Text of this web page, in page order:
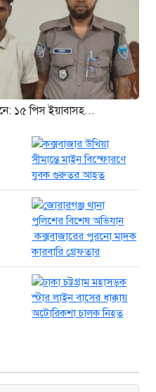
আলীকে অপহরণ-হত্যা
সাইফুর রহমান গ্রেপ্তার হচ্ছেন”
আগে
রামগড় পুলিশের অভিযানে:
ইয়াবাসহ যুবক গ্রেপ্তার
আগে১৫ পিস ইয়াবাসহ...